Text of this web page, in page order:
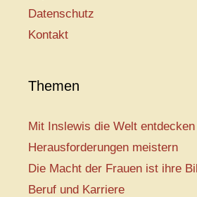
Datenschutz
Kontakt
Themen
Mit Inslewis die Welt entdecken
Herausforderungen meistern
Die Macht der Frauen ist ihre
Beruf und Karriere